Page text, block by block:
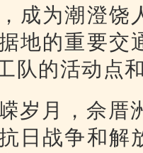
成为潮澄饶
地的重要交
队的活动点
岁月，佘厝
日战争和解